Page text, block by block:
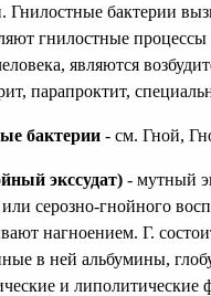
Гнилостные бактерии
гнилостные
являются
парапроктит,
бактерии - см. Гной,
экссудат) - мутный
серозно-гнойного
нагноением. Г.
в ней альбумины,
и